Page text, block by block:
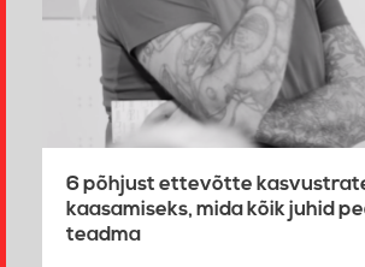
6 põhjust ettevõtte
kaasamiseks, mida kõik juhid
teadma